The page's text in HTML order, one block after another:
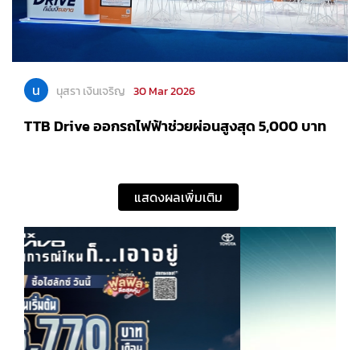
น นุสรา เงินเจริญ 30 Mar 2026
TTB Drive ออกรถไฟฟ้าช่วยผ่อนสูงสุด 5,000 บาท
แสดงผลเพิ่มเติม